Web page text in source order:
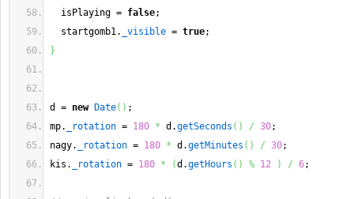
isPlaying = false;
startgomb1.
_visible = true;
}
d = new Date( ) ;
mp.
_rotation = 180 * d.getSeconds ( ) / 30;
nagy.
_rotation = 180 * d.getMinutes ( ) / 30;
kis.
_rotation = 180 * (d.getHours ( ) % 12 ) / 6;